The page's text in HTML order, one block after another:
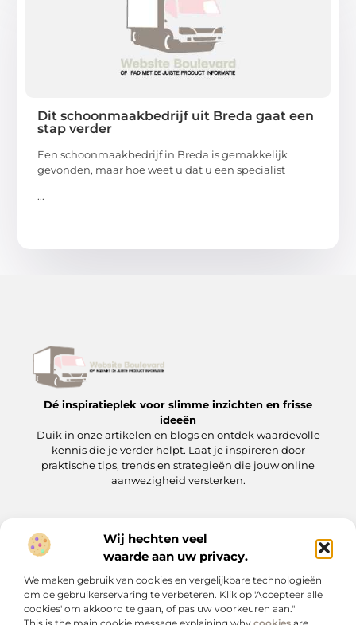
Wij hechten veel
waarde aan uw privacy.
We maken gebruik van cookies en vergelijkbare technologieën
om de gebruikerservaring te verbeteren. Klik op 'Accepteer alle
cookies' om akkoord te gaan, of pas uw voorkeuren aan."
Dit schoonmaakbedrijf uit Breda gaat een
stap verder
Een schoonmaakbedrijf in Breda is gemakkelijk
gevonden, maar hoe weet u dat u een specialist
...
Dé inspiratieplek voor slimme inzichten en frisse
ideeën
Duik in onze artikelen en blogs en ontdek waardevolle
kennis die je verder helpt. Laat je inspireren door
praktische tips, trends en strategieën die jouw online
aanwezigheid versterken.
Onze informatie
Bericht categorie